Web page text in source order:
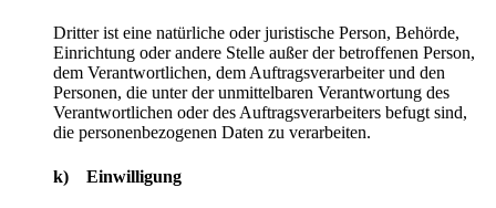
Dritter ist eine natürliche oder juristische Person, Behörde,
Einrichtung oder andere Stelle außer der betroffenen Person,
dem Verantwortlichen, dem Auftragsverarbeiter und den
Personen, die unter der unmittelbaren Verantwortung des
Verantwortlichen oder des Auftragsverarbeiters befugt sind,
die personenbezogenen Daten zu verarbeiten.
k) Einwilligung